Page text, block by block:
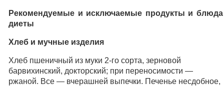
Рекомендуемые и исключаемые продукты и блюда
диеты
Хлеб и мучные изделия
Хлеб пшеничный из муки 2-го сорта, зерновой
барвихинский, докторский; при переносимости —
ржаной. Все — вчерашней выпечки. Печенье несдобное,